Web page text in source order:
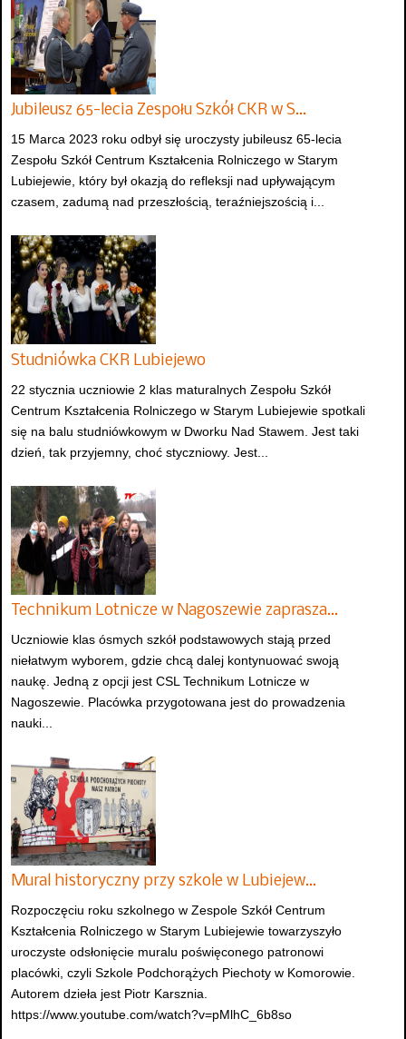
Jubileusz 65-lecia Zespołu Szkół CKR w S…
15 Marca 2023 roku odbył się uroczysty jubileusz 65-lecia
Zespołu Szkół Centrum Kształcenia Rolniczego w Starym
Lubiejewie, który był okazją do refleksji nad upływającym
czasem, zadumą nad przeszłością, teraźniejszością i...
Studniówka CKR Lubiejewo
22 stycznia uczniowie 2 klas maturalnych Zespołu Szkół
Centrum Kształcenia Rolniczego w Starym Lubiejewie spotkali
się na balu studniówkowym w Dworku Nad Stawem. Jest taki
dzień, tak przyjemny, choć styczniowy. Jest...
Technikum Lotnicze w Nagoszewie zaprasza…
Uczniowie klas ósmych szkół podstawowych stają przed
niełatwym wyborem, gdzie chcą dalej kontynuować swoją
naukę. Jedną z opcji jest CSL Technikum Lotnicze w
Nagoszewie. Placówka przygotowana jest do prowadzenia
nauki...
Mural historyczny przy szkole w Lubiejew…
Rozpoczęciu roku szkolnego w Zespole Szkół Centrum
Kształcenia Rolniczego w Starym Lubiejewie towarzyszyło
uroczyste odsłonięcie muralu poświęconego patronowi
placówki, czyli Szkole Podchorążych Piechoty w Komorowie.
Autorem dzieła jest Piotr Karsznia.
https://www.youtube.com/watch?v=pMlhC_6b8so